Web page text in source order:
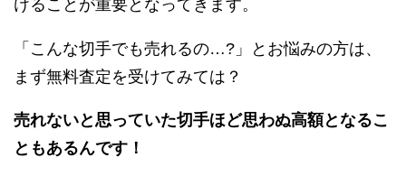
けることが重要となってきます。
「こんな切手でも売れるの…?」とお悩みの方は、
まず無料査定を受けてみては？
売れないと思っていた切手ほど思わぬ高額となるこ
ともあるんです！